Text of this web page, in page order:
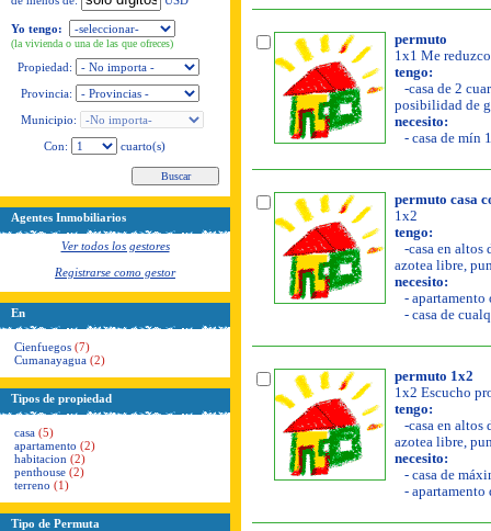
Yo tengo:
(la vivienda o una de las que ofreces)
Propiedad:
Provincia:
Municipio:
Con:
cuarto(s)
Agentes Inmobiliarios
Ver todos los gestores
Registrarse como gestor
En
Cienfuegos (7)
Cumanayagua (2)
Tipos de propiedad
casa (5)
apartamento (2)
habitacion (2)
penthouse (2)
terreno (1)
Tipo de Permuta
permuto
1x1 Me
tengo:
-casa de 2
posibilidad de
necesito:
- casa de mín
permuto casa
1x2
tengo:
-casa en altos
azotea libre,
necesito:
- apartamento
- casa de
permuto 1x2
1x2 Escucho
tengo:
-casa en altos
azotea libre,
necesito:
- casa de
- apartamento